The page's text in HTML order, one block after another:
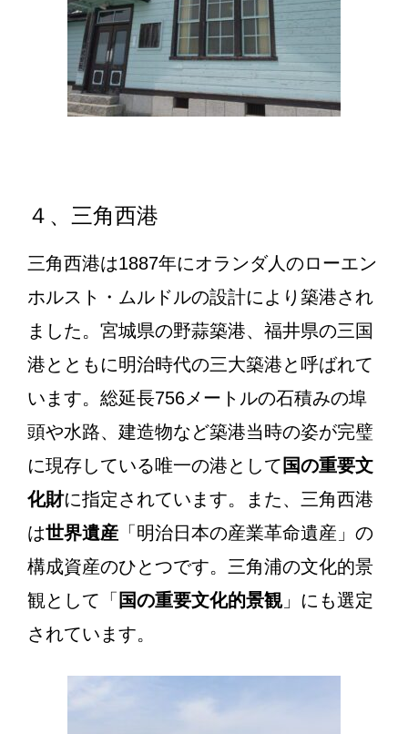
４、三角西港
三角西港は1887年にオランダ人のローエン
ホルスト・ムルドルの設計により築港され
ました。宮城県の野蒜築港、福井県の三国
港とともに明治時代の三大築港と呼ばれて
います。総延長756メートルの石積みの埠
頭や水路、建造物など築港当時の姿が完璧
に現存している唯一の港として 国の重要文
化財に指定されています。また、三角西港
は世界遺産 「明治日本の産業革命遺産」の
構成資産のひとつです。三角浦の文化的景
観として「 国の重要文化的景観」にも選定
されています。